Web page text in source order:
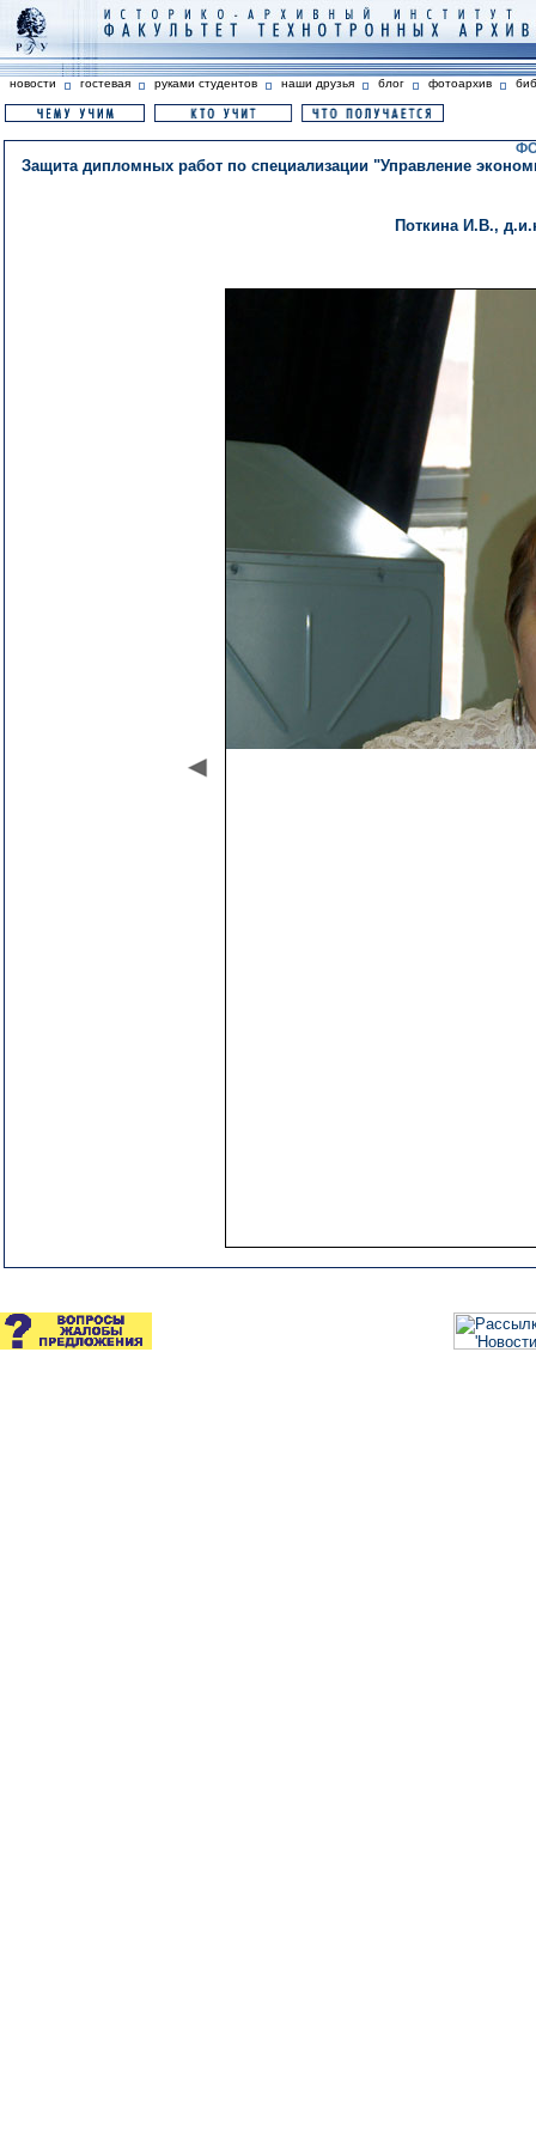
новости гостевая руками студентов наши друзья блог фотоархив
Защита дипломных работ по специализации "Управление
Поткина И.В.,